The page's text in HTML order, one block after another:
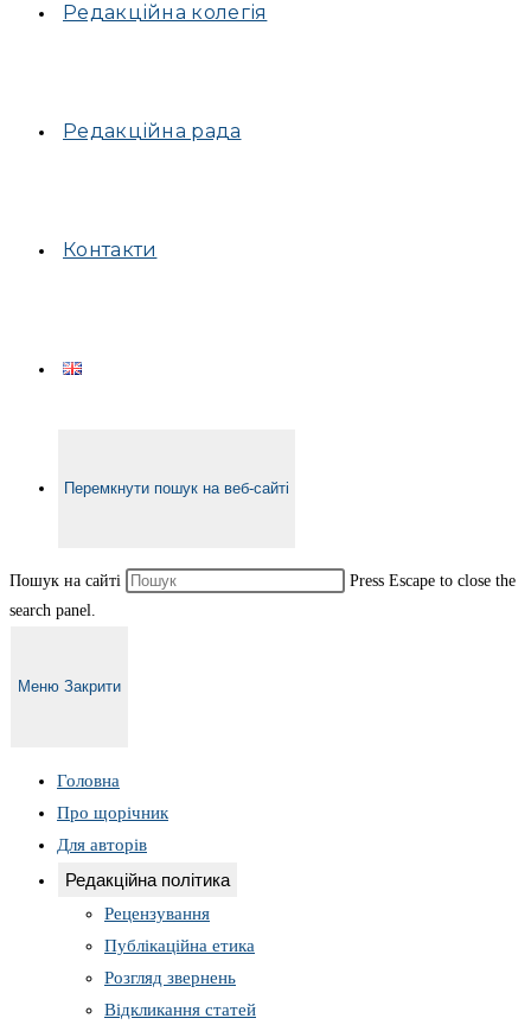
Редакційна колегія
Редакційна рада
Контакти
Перемкнути пошук на веб-сайті
Пошук на сайті
Press Escape to close the
search panel.
Меню Закрити
Головна
Про щорічник
Для авторів
Редакційна політика
Рецензування
Публікаційна етика
Розгляд звернень
Відкликання статей